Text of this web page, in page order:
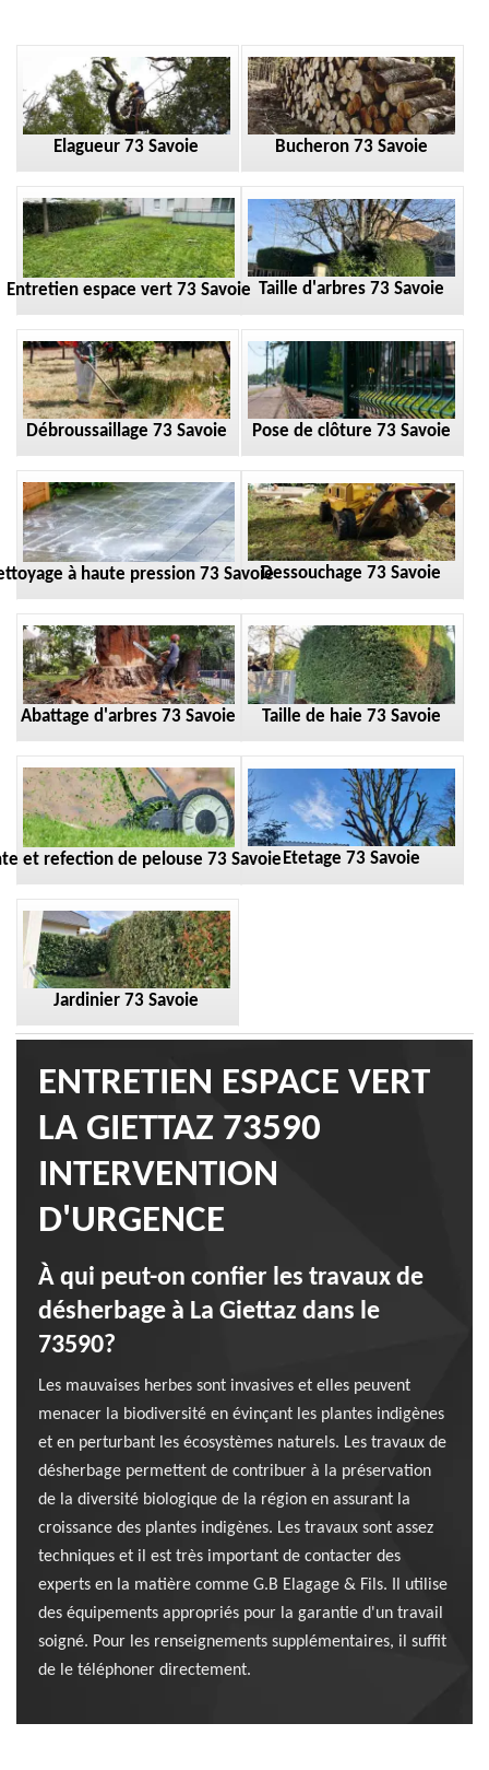
Elagueur 73 Savoie Bucheron 73 Savoie
Entretien espace vert 73 Savoie Taille d'arbres 73 Savoie
Débroussaillage 73 Savoie Pose de clôture 73 Savoie
à haute pression 73 SavoieDessouchage 73 Savoie
Abattage d'arbres 73 Savoie Taille de haie 73 Savoie
et refection de pelouse 73 Savoie Etetage 73 Savoie
Jardinier 73 Savoie
ENTRETIEN ESPACE VERT
LA GIETTAZ 73590
INTERVENTION
D'URGENCE
À qui peut-on confier les travaux de
désherbage à La Giettaz dans le
73590?
Les mauvaises herbes sont invasives et elles peuvent
menacer la biodiversité en évinçant les plantes indigènes
et en perturbant les écosystèmes naturels. Les travaux de
désherbage permettent de contribuer à la préservation
de la diversité biologique de la région en assurant la
croissance des plantes indigènes. Les travaux sont assez
techniques et il est très important de contacter des
experts en la matière comme G.B Elagage & Fils. Il utilise
des équipements appropriés pour la garantie d'un travail
soigné. Pour les renseignements supplémentaires, il suffit
de le téléphoner directement.